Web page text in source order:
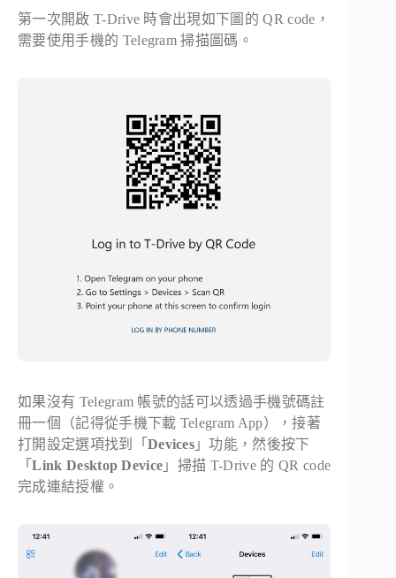
第一次開啟 T-Drive 時會出現如下圖的 QR code，
需要使用手機的 Telegram 掃描圖碼。
如果沒有 Telegram 帳號的話可以透過手機號碼註
冊一個（記得從手機下載 Telegram App），接著
打開設定選項找到「 Devices 」功能，然後按下
「Link Desktop Device 」掃描 T-Drive 的 QR code
完成連結授權。